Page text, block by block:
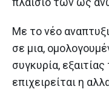
Με το νέο
σε μια,
συγκυρία,
επιχειρείται η